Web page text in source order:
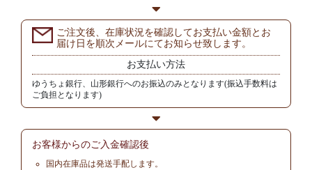
ご注文後、在庫状況を確認してお支払い金額とお
届け日を順次メールにてお知らせ致します。
お支払い方法
ゆうちょ銀行、山形銀行へのお振込のみとなります(振込手数料は
ご負担となります)
お客様からのご入金確認後
国内在庫品は発送手配します。